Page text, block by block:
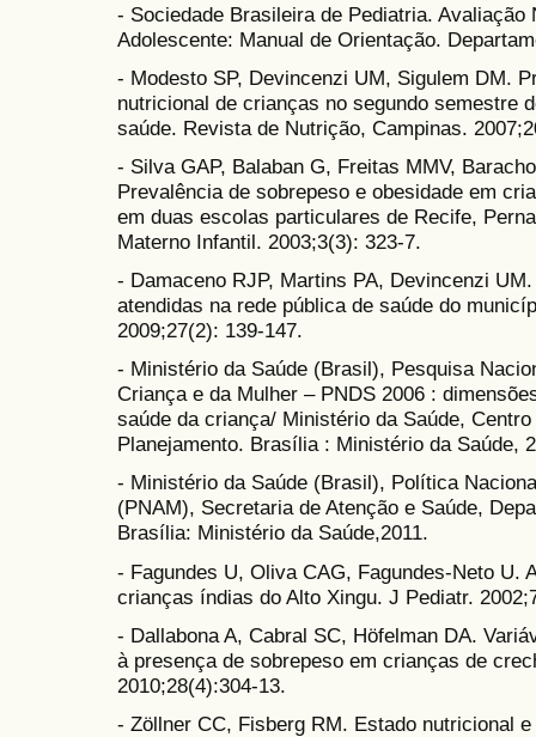
- Sociedade Brasileira de Pediatria. Avaliação
Adolescente: Manual de Orientação.
- Modesto SP, Devincenzi UM, Sigulem DM.
nutricional de crianças no segundo semestre
saúde. Revista de Nutrição, Campinas.
- Silva GAP, Balaban G, Freitas MMV,
Prevalência de sobrepeso e obesidade em
em duas escolas particulares de Recife,
Materno Infantil. 2003;3(3): 323-7.
- Damaceno RJP, Martins PA, Devincenzi
atendidas na rede pública de saúde do
2009;27(2): 139-147.
- Ministério da Saúde (Brasil), Pesquisa
Criança e da Mulher – PNDS 2006 :
saúde da criança/ Ministério da Saúde,
Planejamento. Brasília : Ministério da Saúde,
- Ministério da Saúde (Brasil), Política
(PNAM), Secretaria de Atenção e Saúde,
Brasília: Ministério da Saúde,2011.
- Fagundes U, Oliva CAG, Fagundes-Neto U.
crianças índias do Alto Xingu. J Pediatr.
- Dallabona A, Cabral SC, Höfelman DA.
à presença de sobrepeso em crianças de
2010;28(4):304-13.
- Zöllner CC, Fisberg RM. Estado nutricional